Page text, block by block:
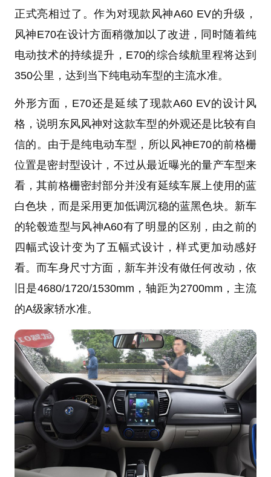
正式亮相过了。作为对现款风神A60 EV的升级，
风神E70在设计方面稍微加以了改进，同时随着纯
电动技术的持续提升，E70的综合续航里程将达到
350公里，达到当下纯电动车型的主流水准。
外形方面，E70还是延续了现款A60 EV的设计风
格，说明东风风神对这款车型的外观还是比较有自
信的。由于是纯电动车型，所以风神E70的前格栅
位置是密封型设计，不过从最近曝光的量产车型来
看，其前格栅密封部分并没有延续车展上使用的蓝
白色块，而是采用更加低调沉稳的蓝黑色块。新车
的轮毂造型与风神A60有了明显的区别，由之前的
四幅式设计变为了五幅式设计，样式更加动感好
看。而车身尺寸方面，新车并没有做任何改动，依
旧是4680/1720/1530mm，轴距为2700mm，主流
的A级家轿水准。